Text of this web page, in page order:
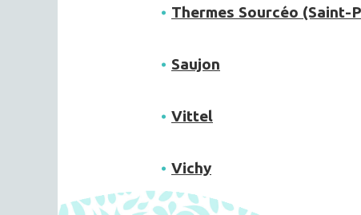
Thermes Sourcéo (Saint-
Saujon
Vittel
Vichy